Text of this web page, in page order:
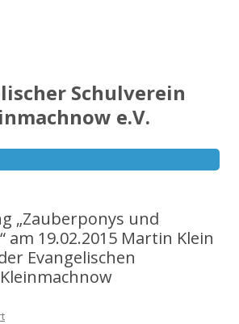
Schulverein
e.V.
„Zauberponys und
am 19.02.2015 Martin Klein
Evangelischen